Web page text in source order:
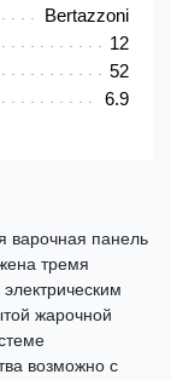
Bertazzoni
12
52
6.9
варочная панель
тремя
жарочной
возможно с